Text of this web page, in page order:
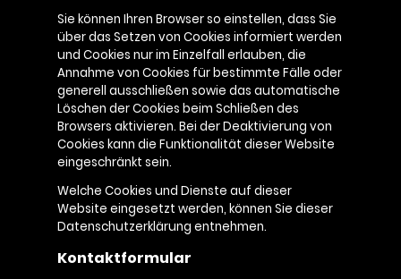
Sie können Ihren Browser so einstellen, dass Sie
über das Setzen von Cookies informiert werden
und Cookies nur im Einzelfall erlauben, die
Annahme von Cookies für bestimmte Fälle oder
generell ausschließen sowie das automatische
Löschen der Cookies beim Schließen des
Browsers aktivieren. Bei der Deaktivierung von
Cookies kann die Funktionalität dieser Website
eingeschränkt sein.
Welche Cookies und Dienste auf dieser
Website eingesetzt werden, können Sie dieser
Datenschutzerklärung entnehmen.
Kontaktformular